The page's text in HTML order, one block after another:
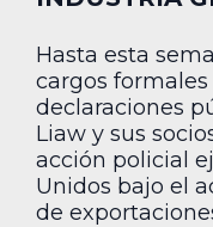
Hasta esta
cargos
declaraciones
Liaw y sus
acción policial
Unidos bajo el
de